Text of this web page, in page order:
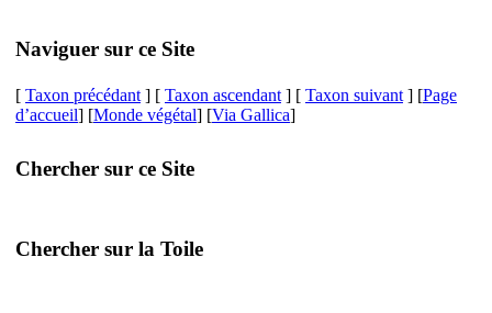
Naviguer sur ce Site
[ Taxon précédant ] [ Taxon ascendant ] [ Taxon suivant ] [Page
d’accueil] [Monde végétal] [Via Gallica]
Chercher sur ce Site
Chercher sur la Toile